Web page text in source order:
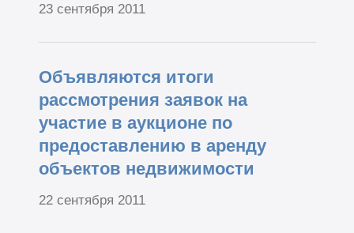
23 сентября 2011
Объявляются итоги
рассмотрения заявок на
участие в аукционе по
предоставлению в аренду
объектов недвижимости
22 сентября 2011